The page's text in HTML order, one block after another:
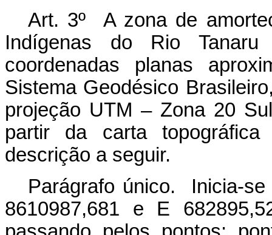
Art. 3º A zona de
Indígenas do Rio
coordenadas planas
Sistema Geodésico
projeção UTM – Zona 20
partir da carta
descrição a seguir.
Parágrafo único. Inicia-
8610987,681 e E